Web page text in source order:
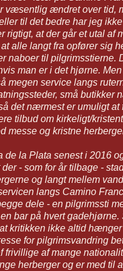
væsentlig ændret over tid,
til det bedre har jeg
rigtigt, at der går et utal af
alle langt fra opfører sig
naboer til pilgrimsstierne.
man er i det hjørne.
megen service langs
små butikker
det nærmest er umuligt at
tilbud om kirkeligt/
messe og kristne
de la Plata senest i 2016
- som for år tilbage -
og langt mellem
langs Camino
dele - en pilgrimssti
bar på hvert
kritikken ikke altid
for pilgrimsvandring
frivillige af mange
herberger og er med til